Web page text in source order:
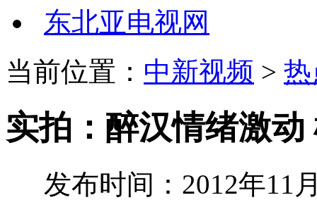
东北亚电视网
当前位置： 中新视频 >
实拍：醉汉情绪激动
发布时间：2012年11